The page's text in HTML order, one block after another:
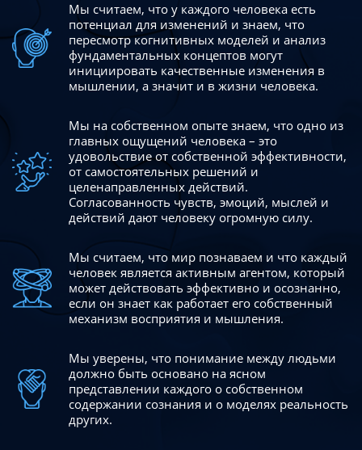
Мы считаем, что у каждого человека есть
потенциал для изменений и знаем, что
пересмотр когнитивных моделей и анализ
фундаментальных концептов могут
инициировать качественные изменения в
мышлении, а значит и в жизни человека.
Мы на собственном опыте знаем, что одно из
главных ощущений человека – это
удовольствие от собственной эффективности,
от самостоятельных решений и
целенаправленных действий.
Согласованность чувств, эмоций, мыслей и
действий дают человеку огромную силу.
Мы считаем, что мир познаваем и что каждый
человек является активным агентом, который
может действовать эффективно и осознанно,
если он знает как работает его собственный
механизм восприятия и мышления.
Мы уверены, что понимание между людьми
должно быть основано на ясном
представлении каждого о собственном
содержании сознания и о моделях реальность
других.